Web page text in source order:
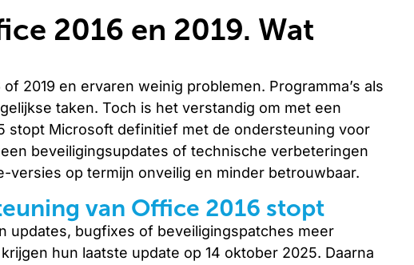
2016 en 2019. Wat
2019 en ervaren weinig problemen. Programma’s als
taken. Toch is het verstandig om met een
stopt Microsoft definitief met de ondersteuning voor
beveiligingsupdates of technische verbeteringen
op termijn onveilig en minder betrouwbaar.
van Office 2016 stopt
updates, bugfixes of beveiligingspatches meer
hun laatste update op 14 oktober 2025. Daarna